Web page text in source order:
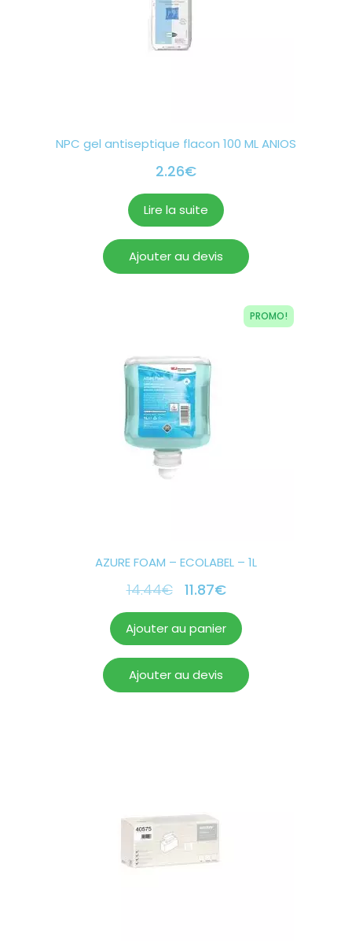
NPC gel antiseptique flacon 100 ML ANIOS
2.26€
Lire la suite
Ajouter au devis
PROMO!
AZURE FOAM – ECOLABEL – 1L
14.44€ 11.87€
Ajouter au panier
Ajouter au devis